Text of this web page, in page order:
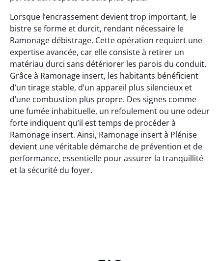
Lorsque l’encrassement devient trop important, le
bistre se forme et durcit, rendant nécessaire le
Ramonage débistrage. Cette opération requiert une
expertise avancée, car elle consiste à retirer un
matériau durci sans détériorer les parois du conduit.
Grâce à Ramonage insert, les habitants bénéficient
d’un tirage stable, d’un appareil plus silencieux et
d’une combustion plus propre. Des signes comme
une fumée inhabituelle, un refoulement ou une odeur
forte indiquent qu’il est temps de procéder à
Ramonage insert. Ainsi, Ramonage insert à Plénise
devient une véritable démarche de prévention et de
performance, essentielle pour assurer la tranquillité
et la sécurité du foyer.